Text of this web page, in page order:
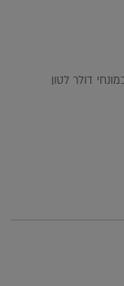
דולר לטון